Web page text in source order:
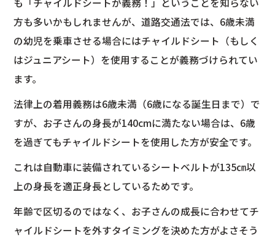
も「チャイルドシートが義務！」ということを知らない
方も多いかもしれませんが、道路交通法では、6歳未満
の幼児を乗車させる場合にはチャイルドシート（もしく
はジュニアシート）を使用することが義務づけられてい
ます。
法律上の着用義務は6歳未満（6歳になる誕生日まで）で
すが、お子さんの身長が140cmに満たない場合は、6歳
を過ぎてもチャイルドシートを使用した方が安全です。
これは自動車に装備されているシートベルトが135㎝以
上の身長を適正身長としているためです。
年齢で区切るのではなく、お子さんの成長に合わせてチ
ャイルドシートを外すタイミングを決めた方がよさそう